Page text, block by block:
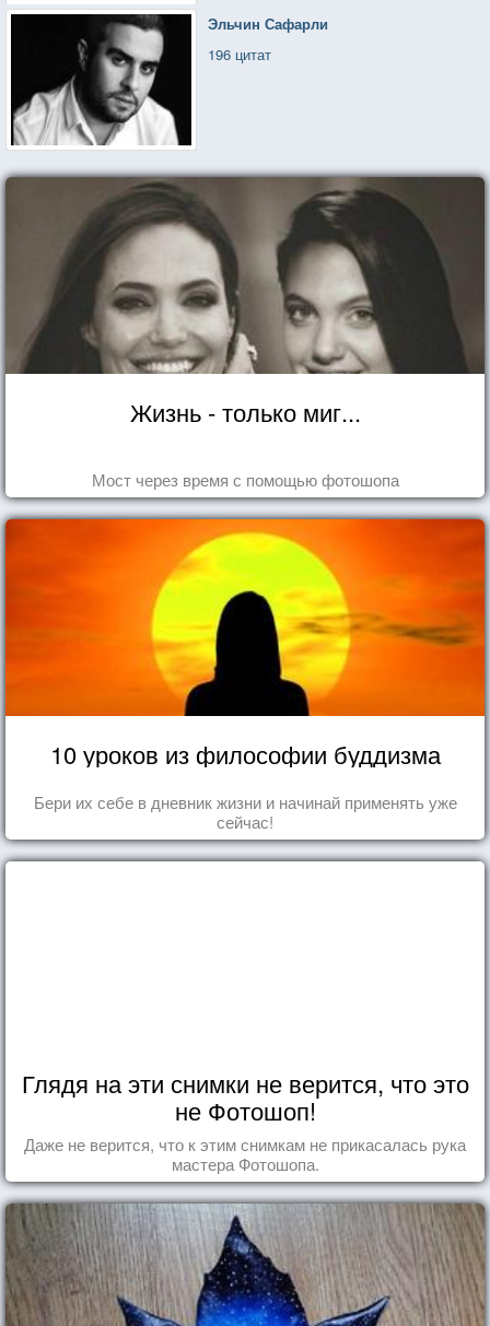
Эльчин Сафарли
196 цитат
Жизнь - только миг...
Мост через время с помощью фотошопа
10 уроков из философии буддизма
Бери их себе в дневник жизни и начинай применять уже
сейчас!
Глядя на эти снимки не верится, что это
не Фотошоп!
Даже не верится, что к этим снимкам не прикасалась рука
мастера Фотошопа.